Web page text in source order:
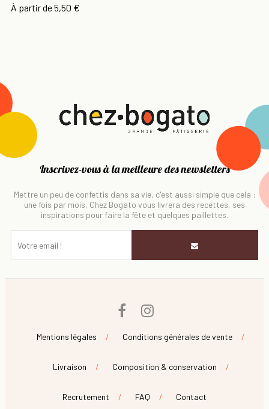
À partir de5,50 €
Inscrivez-vous à la meilleure des newsletters
Mettre un peu de confettis dans sa vie, c'est aussi simple que cela :
une fois par mois, Chez Bogato vous livrera des recettes, ses
inspirations pour faire la fête et quelques paillettes.
Facebook
Mentions légales Conditions générales de vente
Livraison Composition & conservation
Recrutement FAQ Contact